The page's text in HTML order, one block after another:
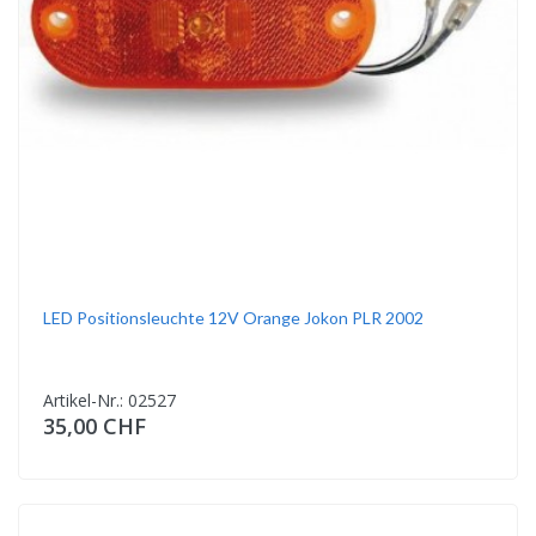
LED Positionsleuchte 12V Orange Jokon PLR 2002
Artikel-Nr.: 02527
35,00 CHF